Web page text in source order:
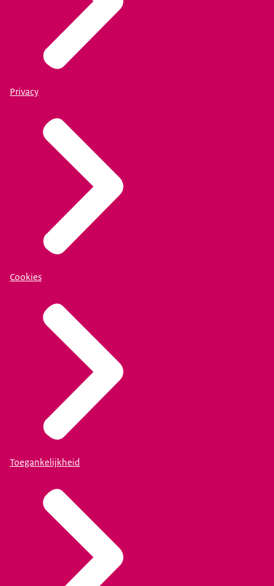
Privacy
Cookies
Toegankelijkheid